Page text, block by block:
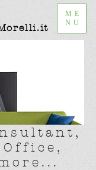
ME
NU